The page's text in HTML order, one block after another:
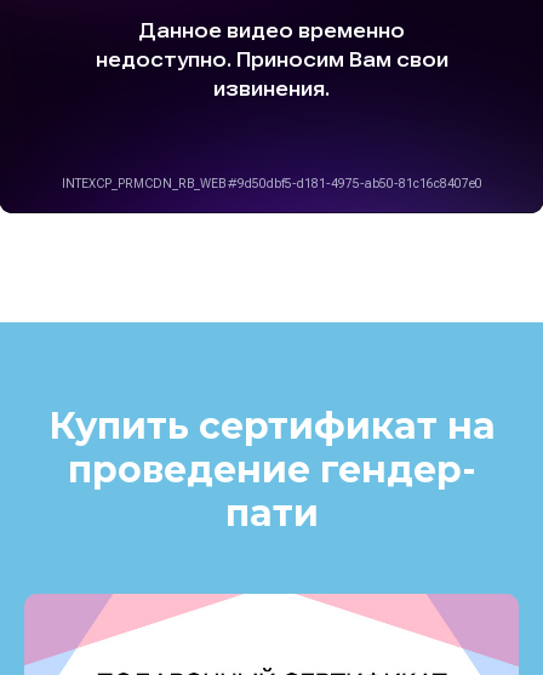
Купить сертификат на
проведение гендер-
пати